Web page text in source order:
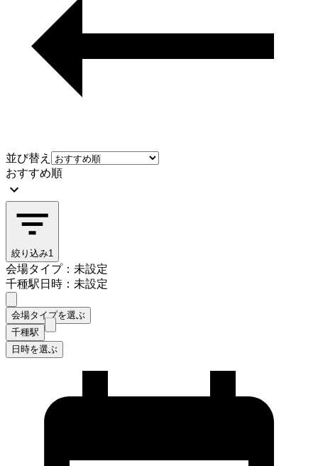
並び替え
おすすめ順
絞り込み1
会場タイプ：未設定
千種駅日時：未設定
会場タイプを選ぶ
千種駅
日時を選ぶ